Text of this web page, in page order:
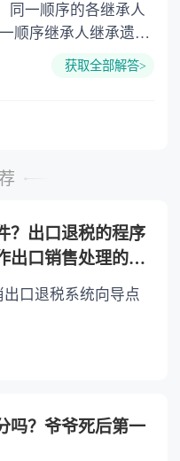
继承人，分配遗产
，分配遗产时，应当
获取全部解答>
？出口退税的程序
出口销售处理的货
口退税系统向导点
吗？爷爷死后第一